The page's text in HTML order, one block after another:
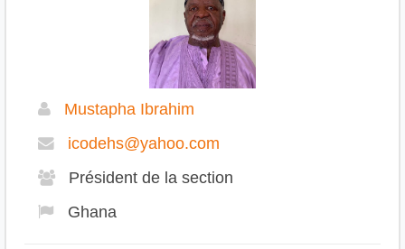
Mustapha Ibrahim
icodehs@yahoo.com
Président de la section
Ghana